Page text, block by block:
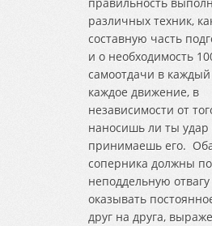
правильность
различных техник,
составную часть
и о необходимость
самоотдачи в
каждое движение, в
независимости от
наносишь ли ты удар
принимаешь его.
соперника должны
неподдельную
оказывать
друг на друга,